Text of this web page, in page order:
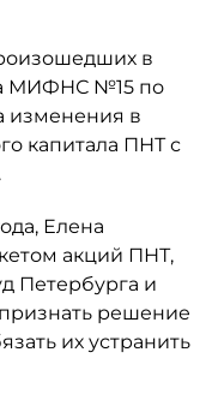
в
МИФНС №15 по
изменения в
капитала ПНТ с
Елена
акций ПНТ,
Петербурга и
решение
их устранить